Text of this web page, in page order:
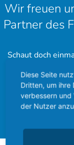
Wir freuen
Partner des
Schaut doch
Diese Seite
Dritten, um ihre
verbessern und
der Nutzer